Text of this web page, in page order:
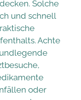
Solche
und schnell
Achte
oder